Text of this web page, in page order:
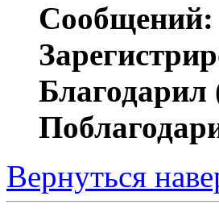
Сообщений:
Благодарил
Вернуться